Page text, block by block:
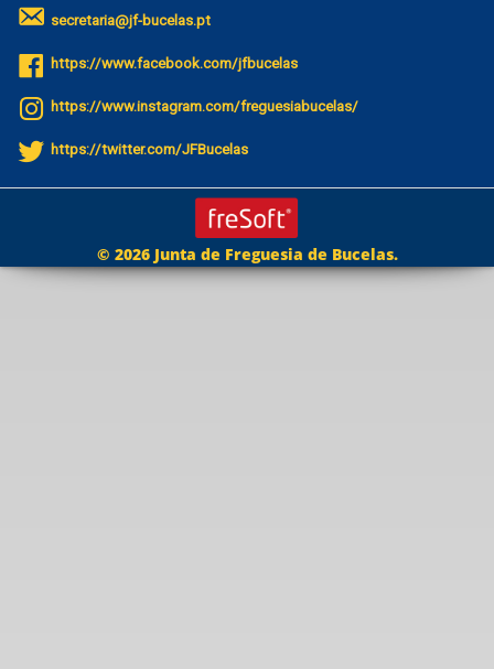
secretaria@jf-bucelas.pt
https://www.facebook.com/jfbucelas
https://www.instagram.com/freguesiabucelas/
https://twitter.com/JFBucelas
© 2026 Junta de Freguesia de Bucelas.